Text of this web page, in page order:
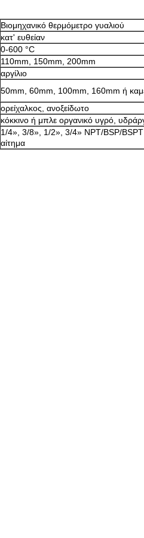
Βιομηχανικό θερμόμετρο γυαλιού
κατ' ευθείαν
0-600 °C
110mm, 150mm, 200mm
αργίλιο
50mm, 60mm, 100mm, 160mm ή
ορείχαλκος, ανοξείδωτο
κόκκινο ή μπλε οργανικό υγρό,
1/4», 3/8», 1/2», 3/4» NPT/BSP/
αίτημα